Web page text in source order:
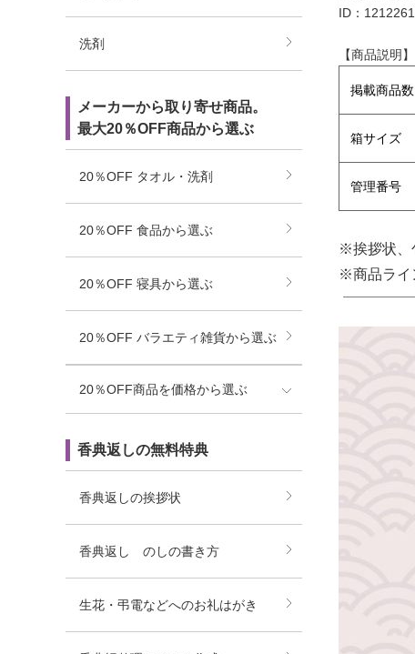
ID：
【商品説明】
掲載商品数
箱サイズ
管理番号
※挨拶状、
※商品ライ
洗剤
メーカーから取り寄せ商品。
最大20％OFF商品から選ぶ
20％OFF タオル・洗剤
20％OFF 食品から選ぶ
20％OFF 寝具から選ぶ
20％OFF バラエティ雑貨から選ぶ
20％OFF商品を価格から選ぶ
香典返しの無料特典
香典返しの挨拶状
香典返し のしの書き方
生花・弔電などへのお礼はがき